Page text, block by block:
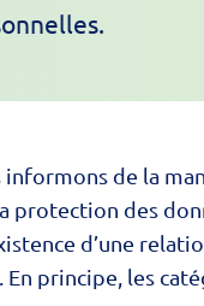
informons de la
des
d’une
principe, les